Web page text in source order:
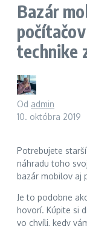
Bazár
technike
Od admin
10. októbra 2019
Potrebujete
náhradu toho
bazár mobilov aj
Je to podobne
hovorí. Kúpite si
vo chvíli, kedy